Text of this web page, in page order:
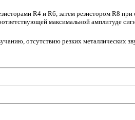
R4 и R6, затем резистором R8
максимальной амплитуде
отсутствию резких металлических